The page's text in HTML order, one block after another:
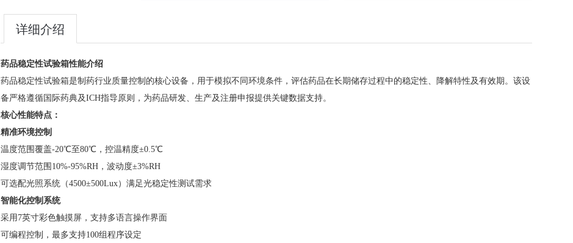
详细介绍
​药品稳定性试验箱性能介绍​
药品稳定性试验箱是制药行业质量控制的核心设备，用于模拟不同环境条件，评估药品在长期储存过程中的稳定性、降解特性及有效期。该设
备严格遵循国际药典及ICH指导原则，为药品研发、生产及注册申报提供关键数据支持。
​核心性能特点：​
​精准环境控制​
温度范围覆盖-20℃至80℃，控温精度±0.5℃
湿度调节范围10%-95%RH，波动度±3%RH
可选配光照系统（4500±500Lux）满足光稳定性测试需求
​智能化控制系统​
采用7英寸彩色触摸屏，支持多语言操作界面
可编程控制，最多支持100组程序设定